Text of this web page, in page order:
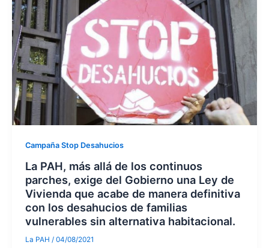
Campaña Stop Desahucios
La PAH, más allá de los continuos
parches, exige del Gobierno una Ley de
Vivienda que acabe de manera definitiva
con los desahucios de familias
vulnerables sin alternativa habitacional.
La PAH / 04/08/2021